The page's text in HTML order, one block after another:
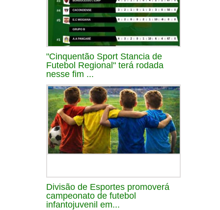
"Cinquentão Sport Stancia de
Futebol Regional" terá rodada
nesse fim ...
Divisão de Esportes promoverá
campeonato de futebol
infantojuvenil em...